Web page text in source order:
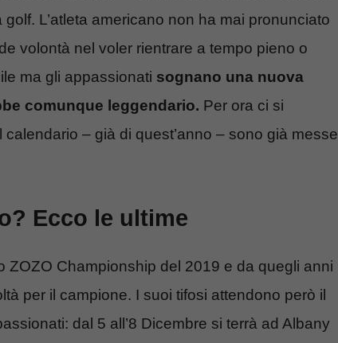
L’atleta americano non ha mai pronunciato
volontà nel voler rientrare a tempo pieno o
ma gli appassionati sognano una nuova
comunque leggendario. Per ora ci si
– già di quest’anno – sono già messe
Ecco le ultime
ZOZO Championship del 2019 e da quegli anni
per il campione. I suoi tifosi attendono però il
dal 5 all’8 Dicembre si terrà ad Albany